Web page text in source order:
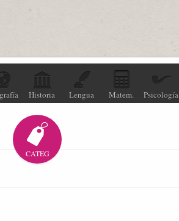
Historia Lengua Matem. Psicología
CATEG